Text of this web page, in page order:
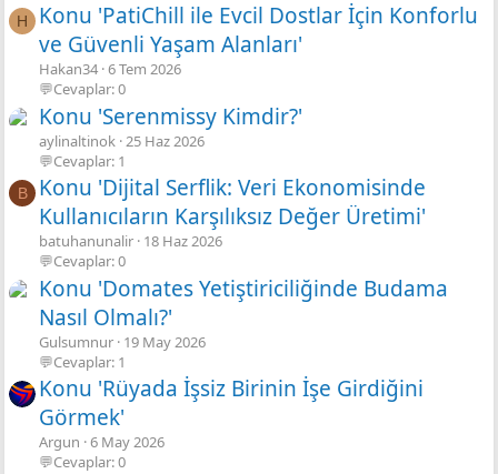
H
Konu 'PatiChill ile Evcil Dostlar İçin Konforlu
ve Güvenli Yaşam Alanları'
Hakan34 6 Tem 2026
💬Cevaplar: 0
Konu 'Serenmissy Kimdir?'
aylinaltinok 25 Haz 2026
💬Cevaplar: 1
B
Konu 'Dijital Serflik: Veri Ekonomisinde
Kullanıcıların Karşılıksız Değer Üretimi'
batuhanunalir 18 Haz 2026
💬Cevaplar: 0
Konu 'Domates Yetiştiriciliğinde Budama
Nasıl Olmalı?'
Gulsumnur 19 May 2026
💬Cevaplar: 1
Konu 'Rüyada İşsiz Birinin İşe Girdiğini
Görmek'
Argun 6 May 2026
💬Cevaplar: 0